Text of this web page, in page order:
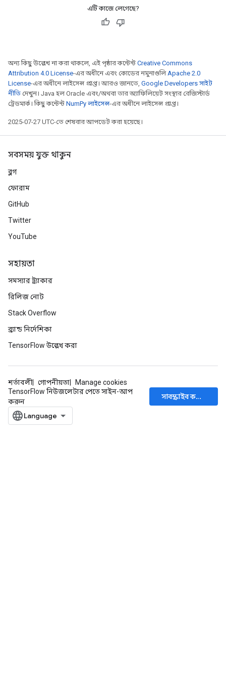
এটি কাজে লেগেছে?
অন্য কিছু উল্লেখ না করা থাকলে, এই পৃষ্ঠার কন্টেন্ট Creative Commons
Attribution 4.0 License-এর অধীনে এবং কোডের নমুনাগুলিApache 2.0
License-এর অধীনে লাইসেন্স প্রাপ্ত। আরও জানতে, Google Developers সাইট
নীতি দেখুন। Java হল Oracle এবং/অথবা তার অ্যাফিলিয়েট সংস্থার রেজিস্টার্ড
ট্রেডমার্ক। কিছু কন্টেন্ট NumPy লাইসেন্স-এর অধীনে লাইসেন্স প্রাপ্ত।
2025-07-27 UTC-তে শেষবার আপডেট করা হয়েছে।
সবসময় যুক্ত থাকুন
ব্লগ
ফোরাম
GitHub
Twitter
YouTube
সহায়তা
সমস্যার ট্র্যাকার
রিলিজ নোট
Stack Overflow
ব্র্যান্ড নির্দেশিকা
TensorFlow উল্লেখ করা
শর্তাবলী গোপনীয়তা
Manage cookies
TensorFlow নিউজলেটার পেতে সাইন-আপ
করুন
সাবস্ক্রাইব করুন